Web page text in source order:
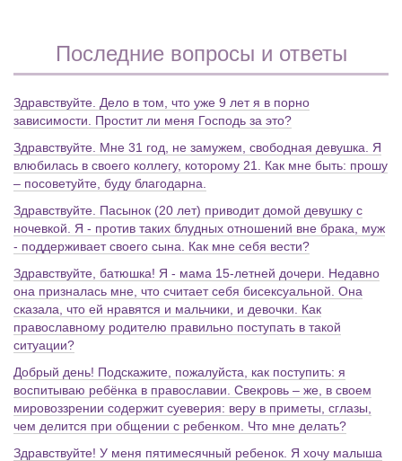
Последние вопросы и ответы
Здравствуйте. Дело в том, что уже 9 лет я в порно
зависимости. Простит ли меня Господь за это?
Здравствуйте. Мне 31 год, не замужем, свободная девушка. Я
влюбилась в своего коллегу, которому 21. Как мне быть: прошу
– посоветуйте, буду благодарна.
Здравствуйте. Пасынок (20 лет) приводит домой девушку с
ночевкой. Я - против таких блудных отношений вне брака, муж
- поддерживает своего сына. Как мне себя вести?
Здравствуйте, батюшка! Я - мама 15-летней дочери. Недавно
она призналась мне, что считает себя бисексуальной. Она
сказала, что ей нравятся и мальчики, и девочки. Как
православному родителю правильно поступать в такой
ситуации?
Добрый день! Подскажите, пожалуйста, как поступить: я
воспитываю ребёнка в православии. Свекровь – же, в своем
мировоззрении содержит суеверия: веру в приметы, сглазы,
чем делится при общении с ребенком. Что мне делать?
Здравствуйте! У меня пятимесячный ребенок. Я хочу малыша